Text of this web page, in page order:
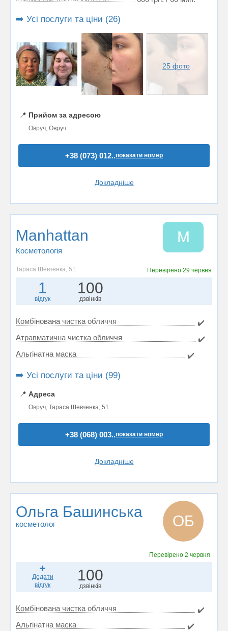
➡️ Усі послуги та ціни (26)
25 фото
📍 Прийом за адресою
Овруч, Овруч
+38 (073) 012..показати номер
Докладніше
Manhattan
Косметологія
M
Тараса Шевченка, 51 Перевірено29 червня
1
відгук
100
дзвінків
Комбінована чистка обличчя
✔️
Атравматична чистка обличчя
✔️
Альгінатна маска
✔️
➡️ Усі послуги та ціни (99)
📍 Адреса
Овруч, Тараса Шевченка, 51
+38 (068) 003..показати номер
Докладніше
Ольга Башинська
косметолог ОБ
Перевірено 2 червня
Додати
відгук
100
дзвінків
Комбінована чистка обличчя
✔️
Альгінатна маска
✔️